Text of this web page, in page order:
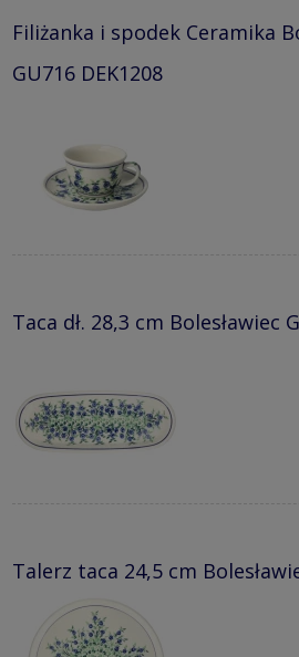
Filiżanka i spodek Ceramika
GU716 DEK1208
Taca dł. 28,3 cm Bolesławiec
Talerz taca 24,5 cm